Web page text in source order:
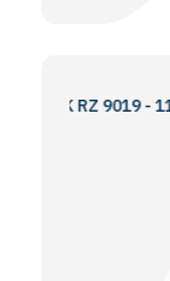
RZ 9019 - 11019 (